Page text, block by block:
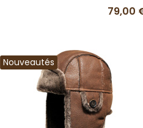
79,00
Nouveautés